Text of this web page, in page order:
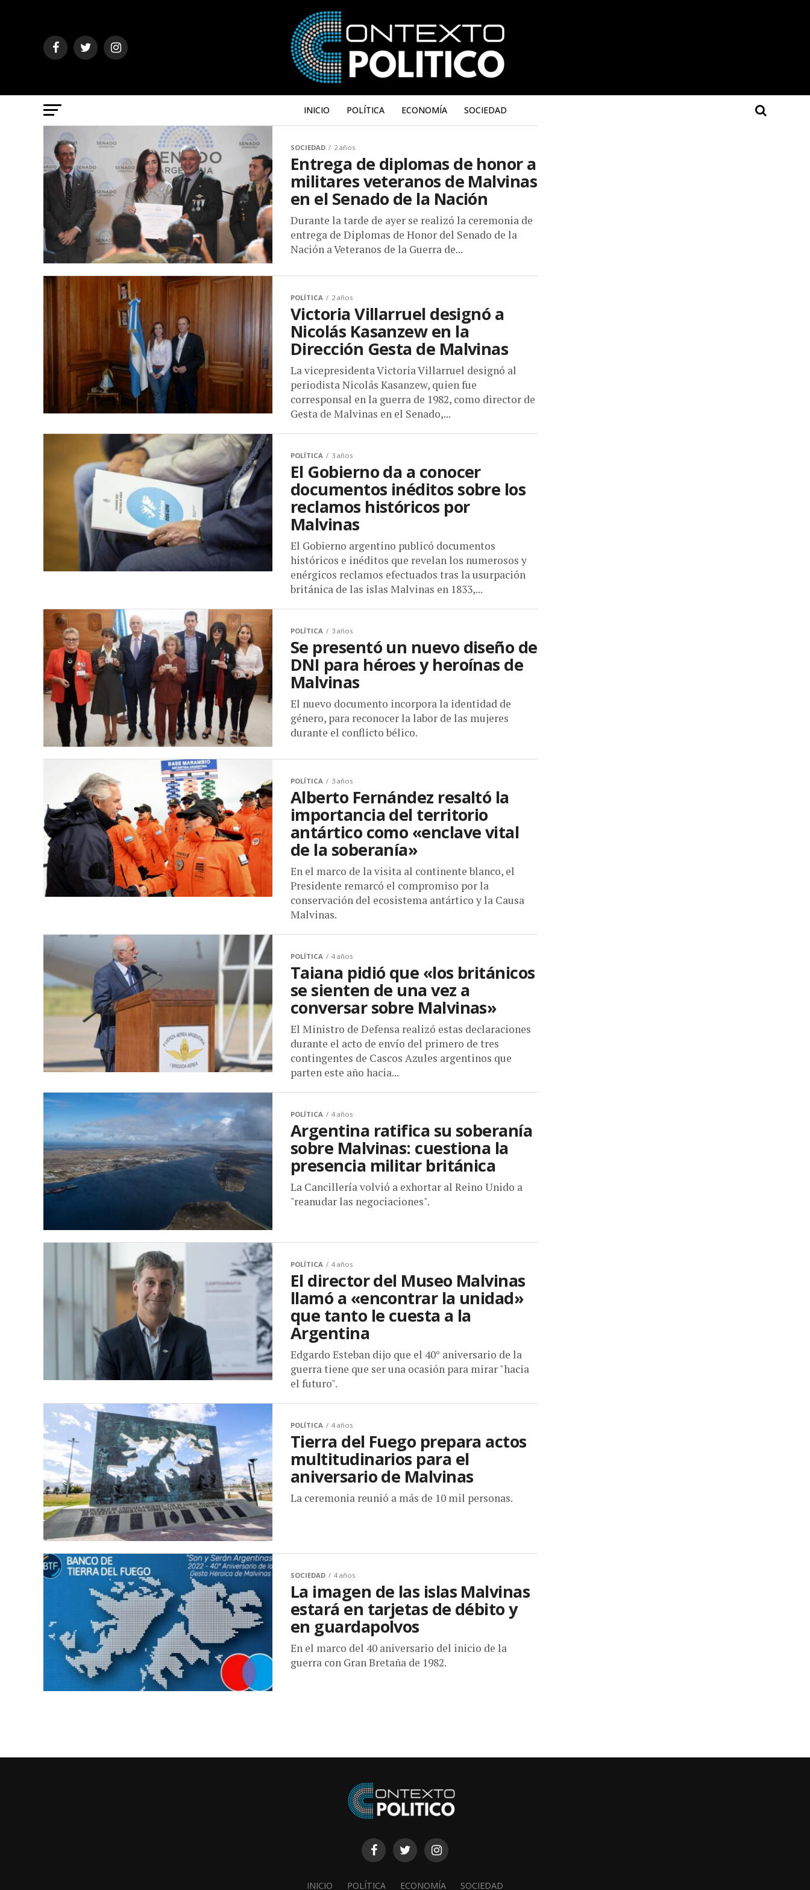
INICIO POLÍTICA ECONOMÍA SOCIEDAD
SOCIEDAD 2 años
Entrega de diplomas de honor a
militares veteranos de Malvinas
en el Senado de la Nación
Durante la tarde de ayer se realizó la ceremonia de
entrega de Diplomas de Honor del Senado de la
Nación a Veteranos de la Guerra de...
POLÍTICA 2 años
Victoria Villarruel designó a
Nicolás Kasanzew en la
Dirección Gesta de Malvinas
La vicepresidenta Victoria Villarruel designó al
periodista Nicolás Kasanzew, quien fue
corresponsal en la guerra de 1982, como director de
Gesta de Malvinas en el Senado,...
POLÍTICA 3 años
El Gobierno da a conocer
documentos inéditos sobre los
reclamos históricos por
Malvinas
El Gobierno argentino publicó documentos
históricos e inéditos que revelan los numerosos y
enérgicos reclamos efectuados tras la usurpación
británica de las islas Malvinas en 1833,...
POLÍTICA 3 años
Se presentó un nuevo diseño de
DNI para héroes y heroínas de
Malvinas
El nuevo documento incorpora la identidad de
género, para reconocer la labor de las mujeres
durante el conflicto bélico.
POLÍTICA 3 años
Alberto Fernández resaltó la
importancia del territorio
antártico como «enclave vital
de la soberanía»
En el marco de la visita al continente blanco, el
Presidente remarcó el compromiso por la
conservación del ecosistema antártico y la Causa
Malvinas.
POLÍTICA 4 años
Taiana pidió que «los británicos
se sienten de una vez a
conversar sobre Malvinas»
El Ministro de Defensa realizó estas declaraciones
durante el acto de envío del primero de tres
contingentes de Cascos Azules argentinos que
parten este año hacia...
POLÍTICA 4 años
Argentina ratifica su soberanía
sobre Malvinas: cuestiona la
presencia militar británica
La Cancillería volvió a exhortar al Reino Unido a
"reanudar las negociaciones".
POLÍTICA 4 años
El director del Museo Malvinas
llamó a «encontrar la unidad»
que tanto le cuesta a la
Argentina
Edgardo Esteban dijo que el 40° aniversario de la
guerra tiene que ser una ocasión para mirar "hacia
el futuro".
POLÍTICA 4 años
Tierra del Fuego prepara actos
multitudinarios para el
aniversario de Malvinas
La ceremonia reunió a más de 10 mil personas.
SOCIEDAD 4 años
La imagen de las islas Malvinas
estará en tarjetas de débito y
en guardapolvos
En el marco del 40 aniversario del inicio de la
guerra con Gran Bretaña de 1982.
INICIO POLÍTICA ECONOMÍA SOCIEDAD